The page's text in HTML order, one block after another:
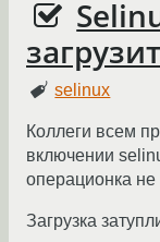
selinux
Коллеги всем
включении
операционка не
Загрузка